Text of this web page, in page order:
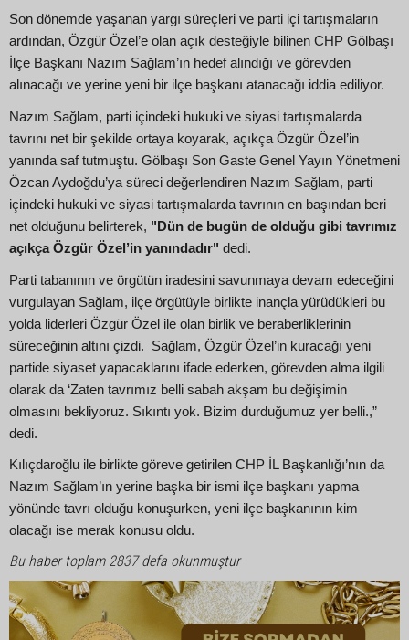
Son dönemde yaşanan yargı süreçleri ve parti içi tartışmaların
ardından, Özgür Özel’e olan açık desteğiyle bilinen CHP Gölbaşı
İlçe Başkanı Nazım Sağlam’ın hedef alındığı ve görevden
alınacağı ve yerine yeni bir ilçe başkanı atanacağı iddia ediliyor.
Nazım Sağlam, parti içindeki hukuki ve siyasi tartışmalarda
tavrını net bir şekilde ortaya koyarak, açıkça Özgür Özel’in
yanında saf tutmuştu. Gölbaşı Son Gaste Genel Yayın Yönetmeni
Özcan Aydoğdu’ya süreci değerlendiren Nazım Sağlam, parti
içindeki hukuki ve siyasi tartışmalarda tavrının en başından beri
net olduğunu belirterek, "Dün de bugün de olduğu gibi tavrımız
açıkça Özgür Özel’in yanındadır" dedi.
Parti tabanının ve örgütün iradesini savunmaya devam edeceğini
vurgulayan Sağlam, ilçe örgütüyle birlikte inançla yürüdükleri bu
yolda liderleri Özgür Özel ile olan birlik ve beraberliklerinin
süreceğinin altını çizdi. Sağlam, Özgür Özel’in kuracağı yeni
partide siyaset yapacaklarını ifade ederken, görevden alma ilgili
olarak da ‘Zaten tavrımız belli sabah akşam bu değişimin
olmasını bekliyoruz. Sıkıntı yok. Bizim durduğumuz yer belli.,”
dedi.
Kılıçdaroğlu ile birlikte göreve getirilen CHP İL Başkanlığı’nın da
Nazım Sağlam’ın yerine başka bir ismi ilçe başkanı yapma
yönünde tavrı olduğu konuşurken, yeni ilçe başkanının kim
olacağı ise merak konusu oldu.
Bu haber toplam 2837 defa okunmuştur